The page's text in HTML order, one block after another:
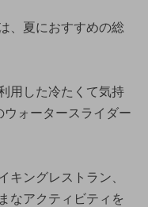
、夏におすすめの総
用した冷たくて気持
ォータースライダー
キングレストラン、
なアクティビティを